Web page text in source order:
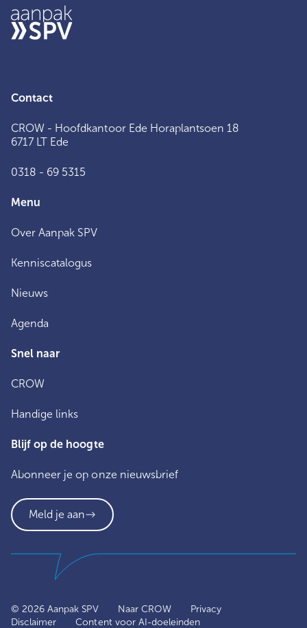
Contact
CROW - Hoofdkantoor Ede Horaplantsoen 18
6717 LT Ede
0318 - 69 5315
Menu
Over Aanpak SPV
Kenniscatalogus
Nieuws
Agenda
Snel naar
CROW
Handige links
Blijf op de hoogte
Abonneer je op onze nieuwsbrief
Meld je aan
© 2026 Aanpak SPV Naar CROW
Privacy
Disclaimer
Content voor AI-doeleinden